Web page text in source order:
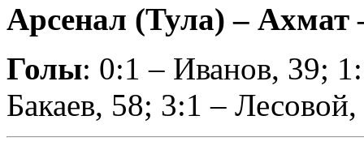
Арсенал (Тула) – Ахмат
Голы: 0:1 – Иванов, 39;
Бакаев, 58; 3:1 –